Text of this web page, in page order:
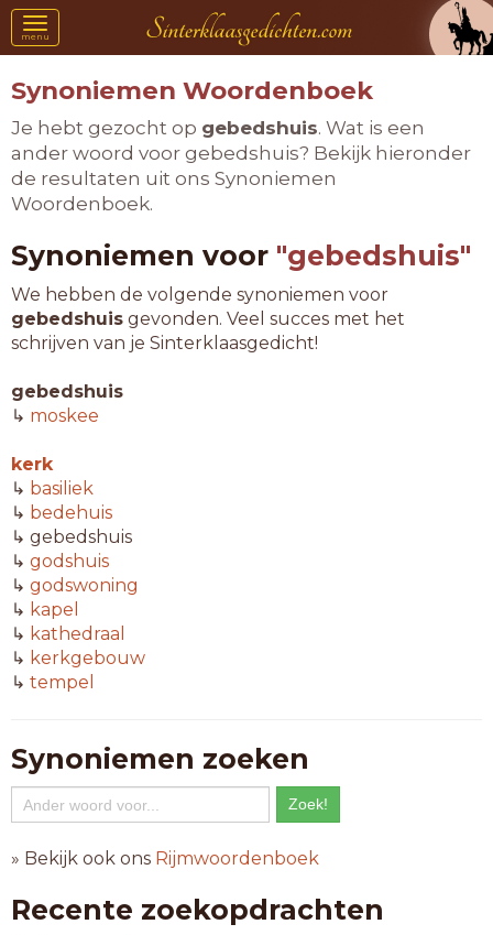
Toggle
navigation
menu
Synoniemen Woordenboek
Je hebt gezocht op gebedshuis. Wat is een
ander woord voor gebedshuis? Bekijk hieronder
de resultaten uit ons Synoniemen
Woordenboek.
Synoniemen voor "gebedshuis"
We hebben de volgende synoniemen voor
gebedshuis gevonden. Veel succes met het
schrijven van je Sinterklaasgedicht!
gebedshuis
↳ moskee
kerk
↳ basiliek
↳ bedehuis
↳ gebedshuis
↳ godshuis
↳ godswoning
↳ kapel
↳ kathedraal
↳ kerkgebouw
↳ tempel
Synoniemen zoeken
» Bekijk ook ons Rijmwoordenboek
Recente zoekopdrachten